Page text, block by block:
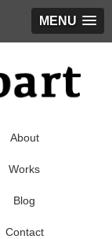
MENU
About
Works
Blog
Contact